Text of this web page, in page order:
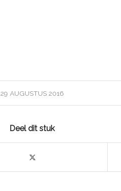
29 AUGUSTUS 2016
Deel dit stuk